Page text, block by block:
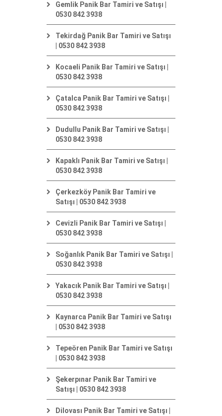
Gemlik Panik Bar Tamiri ve Satışı |
0530 842 3938
Tekirdağ Panik Bar Tamiri ve Satışı
| 0530 842 3938
Kocaeli Panik Bar Tamiri ve Satışı |
0530 842 3938
Çatalca Panik Bar Tamiri ve Satışı |
0530 842 3938
Dudullu Panik Bar Tamiri ve Satışı |
0530 842 3938
Kapaklı Panik Bar Tamiri ve Satışı |
0530 842 3938
Çerkezköy Panik Bar Tamiri ve
Satışı | 0530 842 3938
Cevizli Panik Bar Tamiri ve Satışı |
0530 842 3938
Soğanlık Panik Bar Tamiri ve Satışı |
0530 842 3938
Yakacık Panik Bar Tamiri ve Satışı |
0530 842 3938
Kaynarca Panik Bar Tamiri ve Satışı
| 0530 842 3938
Tepeören Panik Bar Tamiri ve Satışı
| 0530 842 3938
Şekerpınar Panik Bar Tamiri ve
Satışı | 0530 842 3938
Dilovası Panik Bar Tamiri ve Satışı |